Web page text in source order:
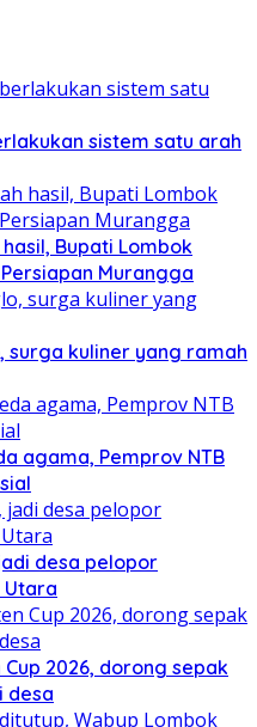
sistem satu arah
Bupati Lombok
Murangga
surga kuliner yang ramah
agama, Pemprov NTB
desa pelopor
Utara
2026, dorong sepak
desa